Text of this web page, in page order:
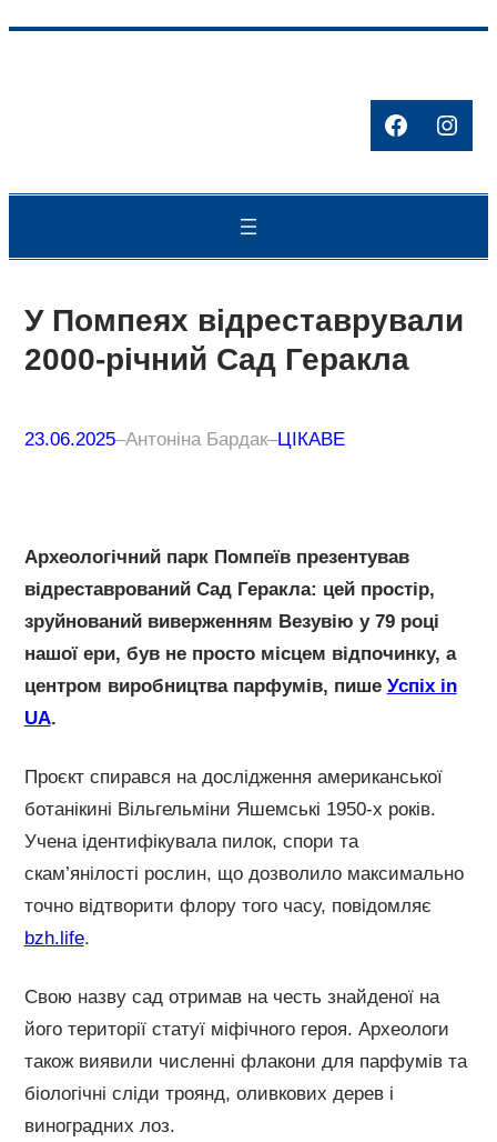
Facebook
У Помпеях відреставрували
2000-річний Сад Геракла
23.06.2025–Антоніна Бардак–ЦІКАВЕ
Археологічний парк Помпеїв презентував
відреставрований Сад Геракла: цей простір,
зруйнований виверженням Везувію у 79 році
нашої ери, був не просто місцем відпочинку, а
центром виробництва парфумів, пише Успіх in
UA.
Проєкт спирався на дослідження американської
ботанікині Вільгельміни Яшемські 1950-х років.
Учена ідентифікувала пилок, спори та
скам’янілості рослин, що дозволило максимально
точно відтворити флору того часу, повідомляє
bzh.life.
Свою назву сад отримав на честь знайденої на
його території статуї міфічного героя. Археологи
також виявили численні флакони для парфумів та
біологічні сліди троянд, оливкових дерев і
виноградних лоз.